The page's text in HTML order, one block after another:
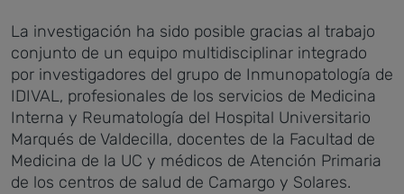
La investigación ha sido posible gracias al trabajo
conjunto de un equipo multidisciplinar integrado
por investigadores del grupo de Inmunopatología de
IDIVAL, profesionales de los servicios de Medicina
Interna y Reumatología del Hospital Universitario
Marqués de Valdecilla, docentes de la Facultad de
Medicina de la UC y médicos de Atención Primaria
de los centros de salud de Camargo y Solares.